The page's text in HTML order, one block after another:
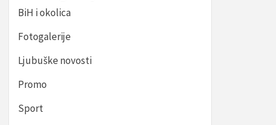
BiH i okolica
Fotogalerije
Ljubuške novosti
Promo
Sport